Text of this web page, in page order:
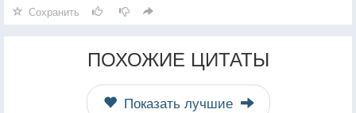
Сохранить
ПОХОЖИЕ ЦИТАТЫ
Показать лучшие